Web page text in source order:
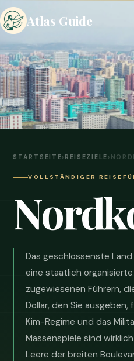
Atlas Guide
STARTSEITE›REISEZIELE ›
VOLLSTÄNDIGER
Das geschlossenste
eine staatlich organisierte
zugewiesenen Führern,
Dollar, den Sie ausgeben,
Kim-Regime und das
Massenspiele sind
Leere der breiten